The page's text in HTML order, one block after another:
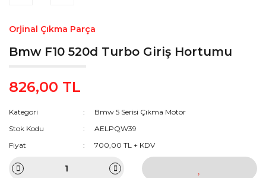
Orjinal Çıkma Parça
Bmw F10 520d Turbo Giriş Hortumu
826,00 TL
Kategori
Bmw 5 Serisi Çıkma Motor
Stok Kodu
AELPQW39
Fiyat
700,00 TL + KDV